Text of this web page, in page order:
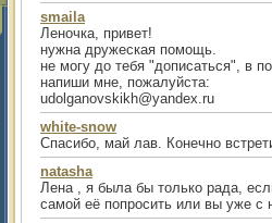
smaila
Леночка, привет!
нужна дружеская помощь.
не могу до тебя "дописаться", в
напиши мне, пожалуйста:
udolganovskikh@yandex.ru
white-snow
Спасибо, май лав. Конечно
natasha
Лена , я была бы только рада,
самой её попросить или вы уже с